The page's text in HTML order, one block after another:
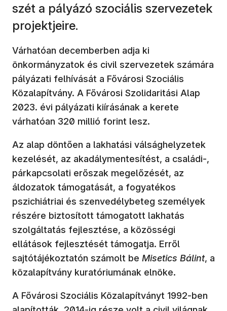
szét a pályázó szociális szervezetek
projektjeire.
Várhatóan decemberben adja ki
önkormányzatok és civil szervezetek számára
pályázati felhívását a Fővárosi Szociális
Közalapítvány. A Fővárosi Szolidaritási Alap
2023. évi pályázati kiírásának a kerete
várhatóan 320 millió forint lesz.
Az alap döntően a lakhatási válsághelyzetek
kezelését, az akadálymentesítést, a családi-,
párkapcsolati erőszak megelőzését, az
áldozatok támogatását, a fogyatékos
pszichiátriai és szenvedélybeteg személyek
részére biztosított támogatott lakhatás
szolgáltatás fejlesztése, a közösségi
ellátások fejlesztését támogatja. Erről
sajtótájékoztatón számolt be Misetics Bálint, a
közalapítvány kuratóriumának elnöke.
A Fővárosi Szociális Közalapítványt 1992-ben